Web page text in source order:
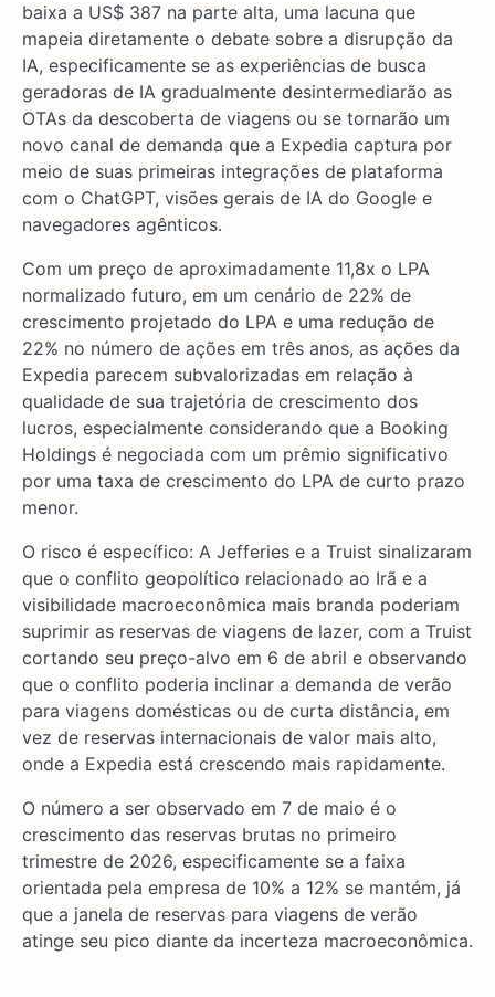
baixa a US$ 387 na parte alta, uma lacuna que
mapeia diretamente o debate sobre a disrupção da
IA, especificamente se as experiências de busca
geradoras de IA gradualmente desintermediarão as
OTAs da descoberta de viagens ou se tornarão um
novo canal de demanda que a Expedia captura por
meio de suas primeiras integrações de plataforma
com o ChatGPT, visões gerais de IA do Google e
navegadores agênticos.
Com um preço de aproximadamente 11,8x o LPA
normalizado futuro, em um cenário de 22% de
crescimento projetado do LPA e uma redução de
22% no número de ações em três anos, as ações da
Expedia parecem subvalorizadas em relação à
qualidade de sua trajetória de crescimento dos
lucros, especialmente considerando que a Booking
Holdings é negociada com um prêmio significativo
por uma taxa de crescimento do LPA de curto prazo
menor.
O risco é específico: A Jefferies e a Truist sinalizaram
que o conflito geopolítico relacionado ao Irã e a
visibilidade macroeconômica mais branda poderiam
suprimir as reservas de viagens de lazer, com a Truist
cortando seu preço-alvo em 6 de abril e observando
que o conflito poderia inclinar a demanda de verão
para viagens domésticas ou de curta distância, em
vez de reservas internacionais de valor mais alto,
onde a Expedia está crescendo mais rapidamente.
O número a ser observado em 7 de maio é o
crescimento das reservas brutas no primeiro
trimestre de 2026, especificamente se a faixa
orientada pela empresa de 10% a 12% se mantém, já
que a janela de reservas para viagens de verão
atinge seu pico diante da incerteza macroeconômica.